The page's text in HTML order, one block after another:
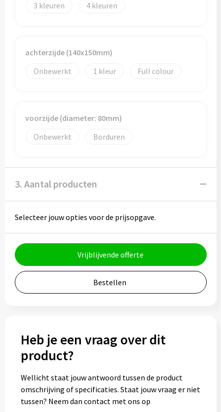
Thermosbekers
Glazen
Lunchboxen
Muntjes
Paraplu's
Stormparaplu's
Klassieke paraplu's
Divers
Technologie
Vrije tijd
Gereedschap
3
4
achterzijde (140x150mm)
Onbewerkt
1 Full colour
voorzijde (diameter: 80mm)
Onbewerkt
Borduren
3. Aantal producten
Selecteer jouw opties voor de prijsopgave.
Vrijblijvende offerte
Bestellen
Heb je een vraag over dit
product?
Wellicht staat jouw antwoord tussen de product
omschrijving of specificaties. Staat jouw vraag er niet
tussen? Neem dan contact met ons op